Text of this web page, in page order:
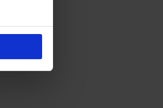
(como,